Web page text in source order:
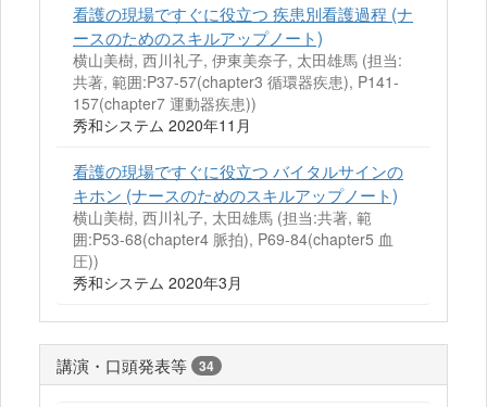
看護の現場ですぐに役立つ 疾患別看護過程 (ナ
ースのためのスキルアップノート)
横山美樹, 西川礼子, 伊東美奈子, 太田雄馬 (担当:
共著, 範囲:P37-57(chapter3 循環器疾患), P141-
157(chapter7 運動器疾患))
秀和システム 2020年11月
看護の現場ですぐに役立つ バイタルサインの
キホン (ナースのためのスキルアップノート)
横山美樹, 西川礼子, 太田雄馬 (担当:共著, 範
囲:P53-68(chapter4 脈拍), P69-84(chapter5 血
圧))
秀和システム 2020年3月
講演・口頭発表等 34